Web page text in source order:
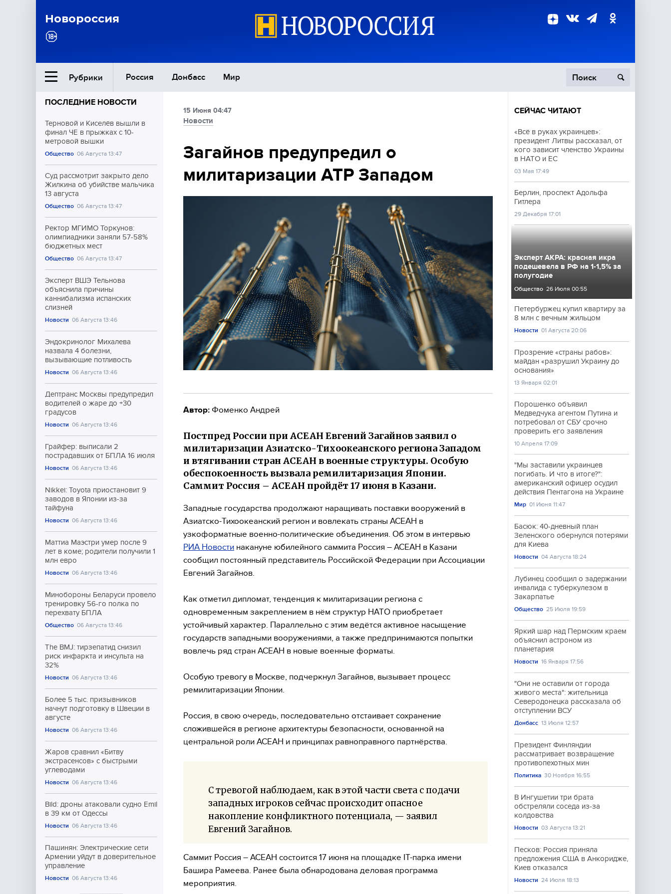
Новороссия
Рубрики Россия Донбасс Мир
Ближний Восток
Общество
Экономика
Происшествия
Культура
Спорт
ПОСЛЕДНИЕ НОВОСТИ
Терновой и Киселёв вышли в
финал ЧЕ в прыжках с 10-
метровой вышки
Общество 06 Августа 13:47
Суд рассмотрит закрыто дело
Жилкина об убийстве мальчика
13 августа
Общество 06 Августа 13:47
Ректор МГИМО Торкунов:
олимпиадники заняли 57-58%
бюджетных мест
Общество 06 Августа 13:47
Эксперт ВШЭ Тельнова
объяснила причины
каннибализма испанских
слизней
Новости 06 Августа 13:46
Эндокринолог Михалева
назвала 4 болезни,
вызывающие потливость
Новости 06 Августа 13:46
Дептранс Москвы предупредил
водителей о жаре до +30
градусов
Новости 06 Августа 13:46
Грайфер: выписали 2
пострадавших от БПЛА 16 июля
Новости 06 Августа 13:46
Nikkei: Toyota приостановит 9
заводов в Японии из-за
тайфуна
Новости 06 Августа 13:46
Маттиа Маэстри умер после 9
лет в коме; родители получили 1
млн евро
Новости 06 Августа 13:46
Минобороны Беларуси провело
тренировку 56-го полка по
перехвату БПЛА
Общество 06 Августа 13:46
The BMJ: тирзепатид снизил
риск инфаркта и инсульта на
32%
Новости 06 Августа 13:46
Более 5 тыс. призывников
начнут подготовку в Швеции в
августе
Новости 06 Августа 13:46
Жаров сравнил «Битву
экстрасенсов» с быстрыми
углеводами
Новости 06 Августа 13:46
Bild: дроны атаковали судно Emil
в 39 км от Одессы
Новости 06 Августа 13:46
Пашинян: Электрические сети
Армении уйдут в доверительное
управление
Новости 06 Августа 13:46
15 Июня 04:47
Новости
Загайнов предупредил о
милитаризации АТР Западом
Автор: Фоменко Андрей
Постпред России при АСЕАН Евгений Загайнов заявил о
милитаризации Азиатско-Тихоокеанского региона Западом
и втягивании стран АСЕАН в военные структуры. Особую
обеспокоенность вызвала ремилитаризация Японии.
Саммит Россия – АСЕАН пройдёт 17 июня в Казани.
Западные государства продолжают наращивать поставки вооружений в
Азиатско-Тихоокеанский регион и вовлекать страны АСЕАН в
узкоформатные военно-политические объединения. Об этом в интервью
РИА Новости накануне юбилейного саммита Россия – АСЕАН в Казани
сообщил постоянный представитель Российской Федерации при Ассоциации
Евгений Загайнов.
Как отметил дипломат, тенденция к милитаризации региона с
одновременным закреплением в нём структур НАТО приобретает
устойчивый характер. Параллельно с этим ведётся активное насыщение
государств западными вооружениями, а также предпринимаются попытки
вовлечь ряд стран АСЕАН в новые военные форматы.
Особую тревогу в Москве, подчеркнул Загайнов, вызывает процесс
ремилитаризации Японии.
Россия, в свою очередь, последовательно отстаивает сохранение
сложившейся в регионе архитектуры безопасности, основанной на
центральной роли АСЕАН и принципах равноправного партнёрства.
С тревогой наблюдаем, как в этой части света с подачи
западных игроков сейчас происходит опасное
накопление конфликтного потенциала, — заявил
Евгений Загайнов.
Саммит Россия – АСЕАН состоится 17 июня на площадке IT-парка имени
Башира Рамеева. Ранее была обнародована деловая программа
мероприятия.
СЕЙЧАС ЧИТАЮТ
«Всё в руках украинцев»:
президент Литвы рассказал, от
кого зависит членство Украины
в НАТО и ЕС
03 Мая 17:49
Берлин, проспект Адольфа
Гитлера
29 Декабря 17:01
Эксперт АКРА: красная икра
подешевела в РФ на 1-1,5% за
полугодие
Общество 26 Июля 00:55
Петербуржец купил квартиру за
8 млн с вечным жильцом
Новости 01 Августа 20:06
Прозрение «страны рабов»:
майдан «разрушил Украину до
основания»
13 Января 02:01
Порошенко объявил
Медведчука агентом Путина и
потребовал от СБУ срочно
проверить его заявления
10 Апреля 17:09
"Мы заставили украинцев
погибать. И что в итоге?":
американский офицер осудил
действия Пентагона на Украине
Мир 01 Июня 11:47
Басюк: 40-дневный план
Зеленского обернулся потерями
для Киева
Новости 04 Августа 18:24
Лубинец сообщил о задержании
инвалида с туберкулезом в
Закарпатье
Общество 25 Июля 19:59
Яркий шар над Пермским краем
объяснил астроном из
планетария
Новости 16 Января 17:56
"Они не оставили от города
живого места": жительница
Северодонецка рассказала об
отступлении ВСУ
Донбасс 13 Июля 12:57
Президент Финляндии
рассматривает возвращение
противопехотных мин
Политика 30 Ноября 16:55
В Ингушетии три брата
обстреляли соседа из-за
колдовства
Новости 03 Августа 13:21
Песков: Россия приняла
предложения США в Анкоридже,
Киев отказался
Новости 24 Июля 18:13